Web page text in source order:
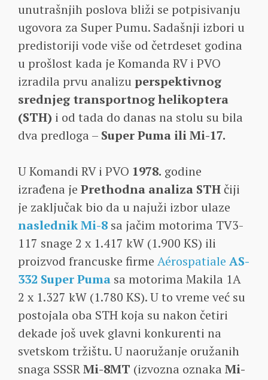
unutrašnjih poslova bliži se potpisivanju
ugovora za Super Pumu. Sadašnji izbori u
predistoriji vode više od četrdeset godina
u prošlost kada je Komanda RV i PVO
izradila prvu analizu perspektivnog
srednjeg transportnog helikoptera
(STH) i od tada do danas na stolu su bila
dva predloga – Super Puma ili Mi-17.
U Komandi RV i PVO 1978. godine
izrađena je Prethodna analiza STHčiji
je zaključak bio da u najuži izbor ulaze
naslednik Mi-8 sa jačim motorima TV3-
117 snage 2 x 1.417 kW (1.900 KS) ili
proizvod francuske firme Aérospatiale AS-
332 Super Puma sa motorima Makila 1A
2 x 1.327 kW (1.780 KS). U to vreme već su
postojala oba STH koja su nakon četiri
dekade još uvek glavni konkurenti na
svetskom tržištu. U naoružanje oružanih
snaga SSSRMi-8MT (izvozna oznaka Mi-